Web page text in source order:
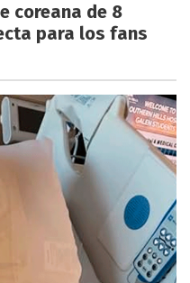
coreana de 8
para los fans